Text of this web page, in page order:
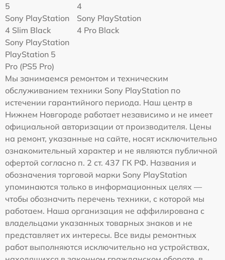
5
4
Sony PlayStation
4 Slim Black
Sony PlayStation
4 Pro Black
Sony PlayStation
PlayStation 5
Pro (PS5 Pro)
Мы занимаемся ремонтом и техническим
обслуживанием техники Sony PlayStation по
истечении гарантийного периода. Наш центр в
Нижнем Новгороде работает независимо и не имеет
официальной авторизации от производителя. Цены
на ремонт, указанные на сайте, носят исключительно
ознакомительный характер и не являются публичной
офертой согласно п. 2 ст. 437 ГК РФ. Названия и
обозначения торговой марки Sony PlayStation
упоминаются только в информационных целях —
чтобы обозначить перечень техники, с которой мы
работаем. Наша организация не аффилирована с
владельцами указанных товарных знаков и не
представляет их интересы. Все виды ремонтных
работ выполняются исключительно на устройствах,